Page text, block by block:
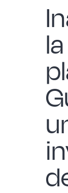
Somos
Cocinando
Las Noticias